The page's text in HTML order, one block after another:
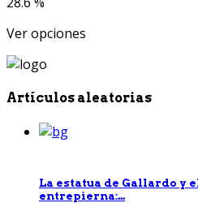
Ver opciones
Artículos aleatorias
La estatua de Gallardo y
entrepierna:...